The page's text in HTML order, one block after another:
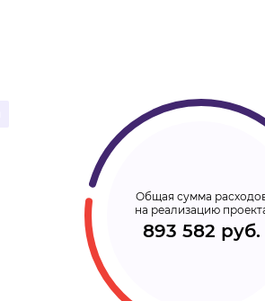
Общая сумма
на реализацию
893 582 руб.